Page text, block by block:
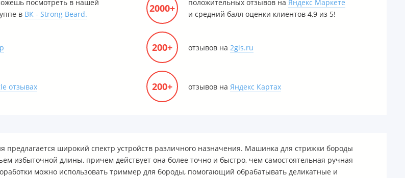
посмотреть в нашей
в ВК - Strong Beard. 2000+ положительных отзывов на Яндекс Маркете
и средний балл оценки клиентов 4,9 из 5!
200+ отзывов на 2gis.ru
отзывах 200+ отзывов на Яндекс Картах
предлагается широкий спектр устройств различного назначения. Машинка для стрижки бороды
избыточной длины, причем действует она более точно и быстро, чем самостоятельная ручная
можно использовать триммер для бороды, помогающий обрабатывать деликатные и